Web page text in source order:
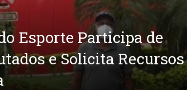
Esporte Participa de
e Solicita Recursos